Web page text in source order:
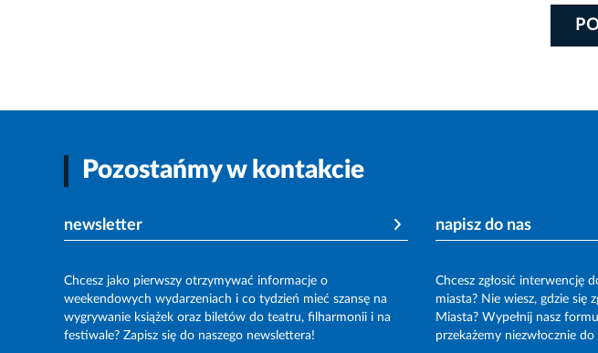
Pozostańmy w kontakcie
newsletter
Chcesz jako pierwszy otrzymywać informacje o
weekendowych wydarzeniach i co tydzień mieć szansę na
wygrywanie książek oraz biletów do teatru, filharmonii i na
festiwale? Zapisz się do naszego newslettera!
napisz do nas
Chcesz zgłosić interwencję
miasta? Nie wiesz, gdzie się
Miasta? Wypełnij nasz
przekażemy niezwłocznie